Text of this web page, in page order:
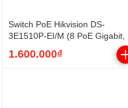
Switch PoE Hikvision DS-
3E1510P-EI/M (8 PoE Gigabit, 2
1.600.000₫